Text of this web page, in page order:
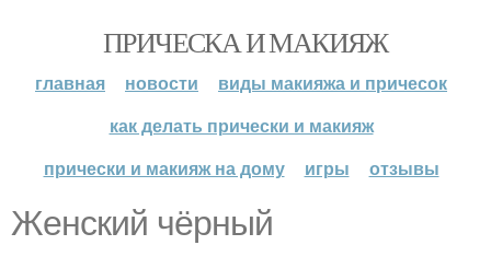
ПРИЧЕСКА И МАКИЯЖ
главная новости
виды макияжа и причесок
как делать прически и макияж
прически и макияж на дому
игры отзывы
Женский чёрный